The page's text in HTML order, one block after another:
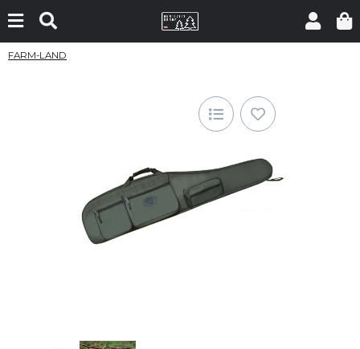
FARM-LAND